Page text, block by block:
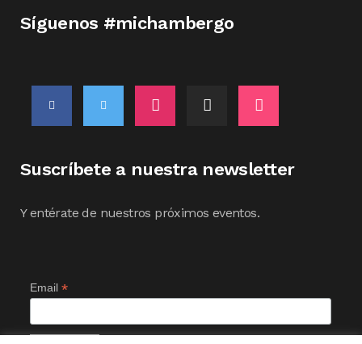
Síguenos #michambergo
Suscríbete a nuestra newsletter
Y entérate de nuestros próximos eventos.
Email *